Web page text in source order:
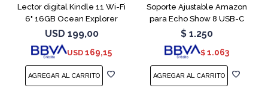
Lector digital Kindle 11 Wi-Fi
6" 16GB Ocean Explorer
USD 199,00
USD 169,15
Soporte Ajustable Amazon
para Echo Show 8 USB-C
Charcoal
$ 1.250
$ 1.063